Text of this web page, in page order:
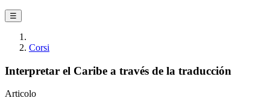
☰
Corsi
Interpretar el Caribe a través de la traducción
Articolo